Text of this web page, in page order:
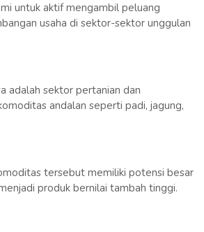
untuk aktif mengambil peluang
usaha di sektor-sektor unggulan
adalah sektor pertanian dan
andalan seperti padi, jagung,
tersebut memiliki potensi besar
produk bernilai tambah tinggi.